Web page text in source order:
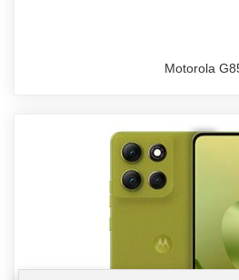
Motorola